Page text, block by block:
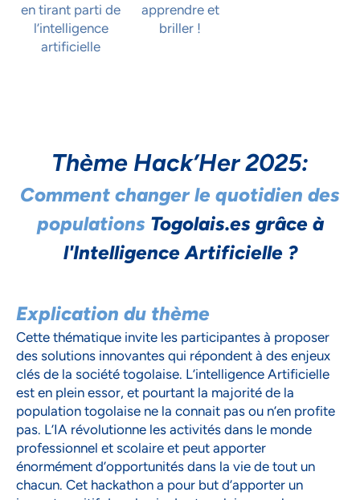
en tirant parti de
l’intelligence
artificielle
apprendre et
briller !
Thème Hack’Her 2025:
Comment changer le quotidien des
populations Togolais.es grâce à
l'Intelligence Artificielle ?
Explication du thème
Cette thématique invite les participantes à proposer
des solutions innovantes qui répondent à des enjeux
clés de la société togolaise. L’intelligence Artificielle
est en plein essor, et pourtant la majorité de la
population togolaise ne la connait pas ou n’en profite
pas. L’IA révolutionne les activités dans le monde
professionnel et scolaire et peut apporter
énormément d’opportunités dans la vie de tout un
chacun. Cet hackathon a pour but d’apporter un